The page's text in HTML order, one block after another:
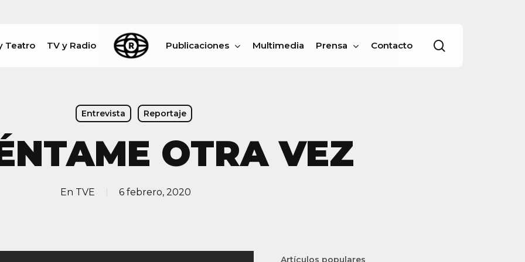
Teatro TV y Radio Publicaciones Multimedia Prensa Contacto
Entrevista Reportaje
OTRA VEZ
En TVE 6 febrero, 2020
Artículos populares